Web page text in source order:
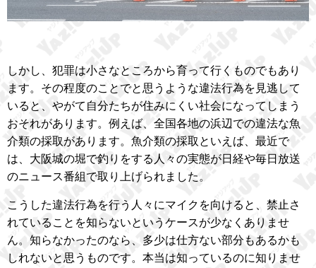
しかし、犯罪は小さなところから育って行くものでもあり
ます。その程度のことでと思うような違法行為を見逃して
いると、やがて自分たちが住みにくい社会になってしまう
おそれがあります。例えば、全国各地の浜辺での違法な魚
介類の採取があります。魚介類の採取といえば、最近で
は、大阪城の堀で釣りをする人々の実態が日経や毎日放送
のニュース番組で取り上げられました。
こうした違法行為を行う人々にマイクを向けると、禁止さ
れていることを知らないというケースが少なくありませ
ん。知らなかったのなら、多少は仕方ない部分もあるかも
しれないと思うものです。本当は知っているのに知りませ